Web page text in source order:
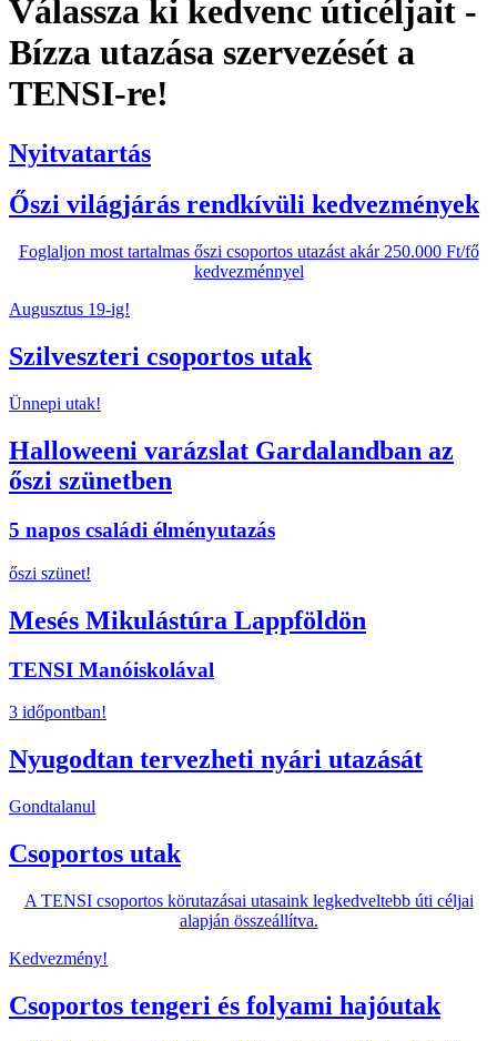
Válassza ki kedvenc úticéljait -
Bízza utazása szervezését a
TENSI-re!
Nyitvatartás
Őszi világjárás rendkívüli kedvezmények
Foglaljon most tartalmas őszi csoportos utazást akár 250.000 Ft/fő
kedvezménnyel
Augusztus 19-ig!
Szilveszteri csoportos utak
Ünnepi utak!
Halloweeni varázslat Gardalandban az
őszi szünetben
5 napos családi élményutazás
őszi szünet!
Mesés Mikulástúra Lappföldön
TENSI Manóiskolával
3 időpontban!
Nyugodtan tervezheti nyári utazását
Gondtalanul
Csoportos utak
A TENSI csoportos körutazásai utasaink legkedveltebb úti céljai
alapján összeállítva.
Kedvezmény!
Csoportos tengeri és folyami hajóutak